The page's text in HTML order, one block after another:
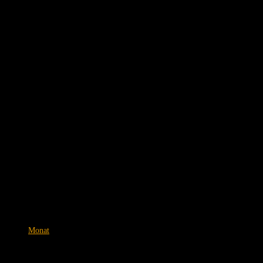
Monat